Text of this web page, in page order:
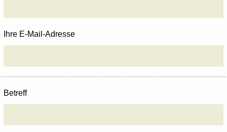
Ihre E-Mail-Adresse
Betreff